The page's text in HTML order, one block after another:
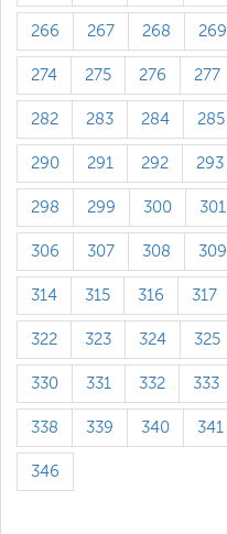
266 267 268 269
274 275 276 277
282 283 284 285
290 291 292 293
298 299 300 301
306 307 308 309
314 315 316 317
322 323 324 325
330 331 332 333
338 339 340 341
346